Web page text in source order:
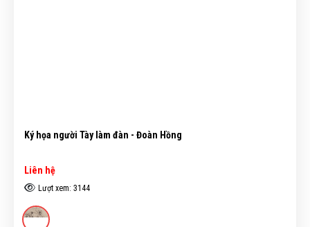
Ký họa người Tày làm đàn - Đoàn Hồng
Liên hệ
Lượt xem: 3144